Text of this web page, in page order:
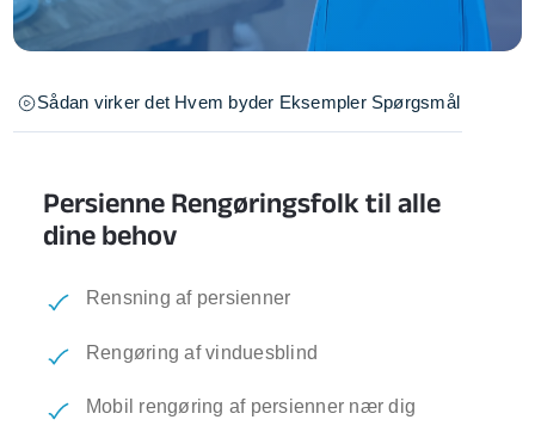
Sådan virker det Hvem byder Eksempler Spørgsmål
Persienne Rengøringsfolk til alle
dine behov
Rensning af persienner
Rengøring af vinduesblind
Mobil rengøring af persienner nær dig